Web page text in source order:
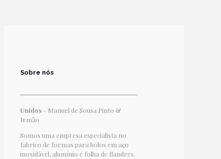
Sobre nós
Unidos – Manuel de Sousa Pinto &
Irmão
Somos uma empresa especialista no
fabrico de formas para bolos em aço
inoxidável, alumínio e folha de flandres.